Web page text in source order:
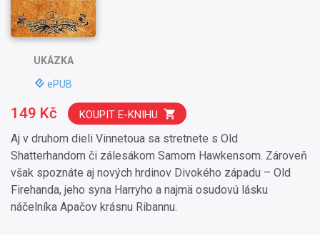
UKÁZKA
ePUB
Aj v druhom dieli Vinnetoua sa stretnete s Old
Shatterhandom či zálesákom Samom Hawkensom. Zároveň
však spoznáte aj nových hrdinov Divokého západu – Old
Firehanda, jeho syna Harryho a najmä osudovú lásku
náčelníka Apačov krásnu Ribannu.
149 Kč KOUPIT E-KNIHU